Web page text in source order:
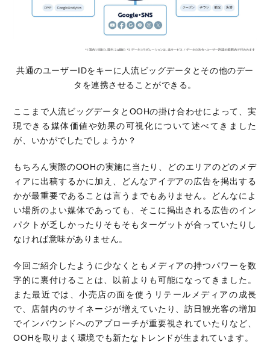
共通のユーザーIDをキーに人流ビッグデータとその他のデー
タを連携させることができる。
ここまで人流ビッグデータと OOHの掛け合わせによって、実
現できる媒体価値や効果の可視化について述べてきました
が、いかがでしたでしょうか？
もちろん実際のOOHの実施に当たり、どのエリアのどのメデ
ィアに出稿するかに加え、どんなアイデアの広告を掲出する
かが最重要であることは言うまでもありません。どんなによ
い場所のよい媒体であっても、そこに掲出される広告のイン
パクトが乏しかったりそもそもターゲットが合っていたりし
なければ意味がありません。
今回ご紹介したように少なくともメディアの持つパワーを数
字的に裏付けることは、以前よりも可能になってきました。
また最近では、小売店の面を使うリテールメディアの成長
で、店舗内のサイネージが増えていたり、訪日観光客の増加
でインバウンドへのアプローチが重要視されていたりなど、
OOHを取りまく環境でも新たなトレンドが生まれています。